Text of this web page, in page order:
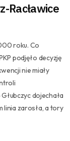
Racławice
roku. Co
podjęło decyzję
nie miały
dojechała
linia zarosła, a tory